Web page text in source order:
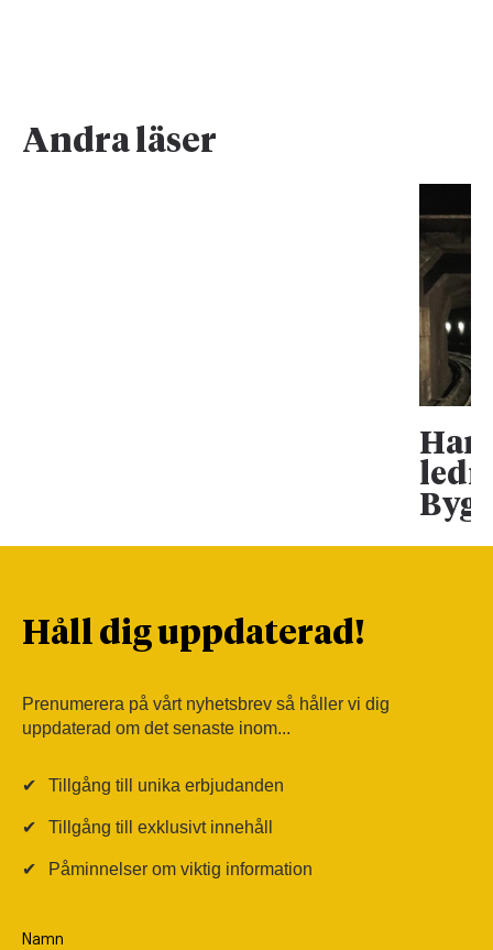
Andra läser
Han
Håll dig uppdaterad!
Prenumerera på vårt nyhetsbrev så håller vi dig
uppdaterad om det senaste inom...
✔ Tillgång till unika erbjudanden
✔ Tillgång till exklusivt innehåll
✔ Påminnelser om viktig information
Namn